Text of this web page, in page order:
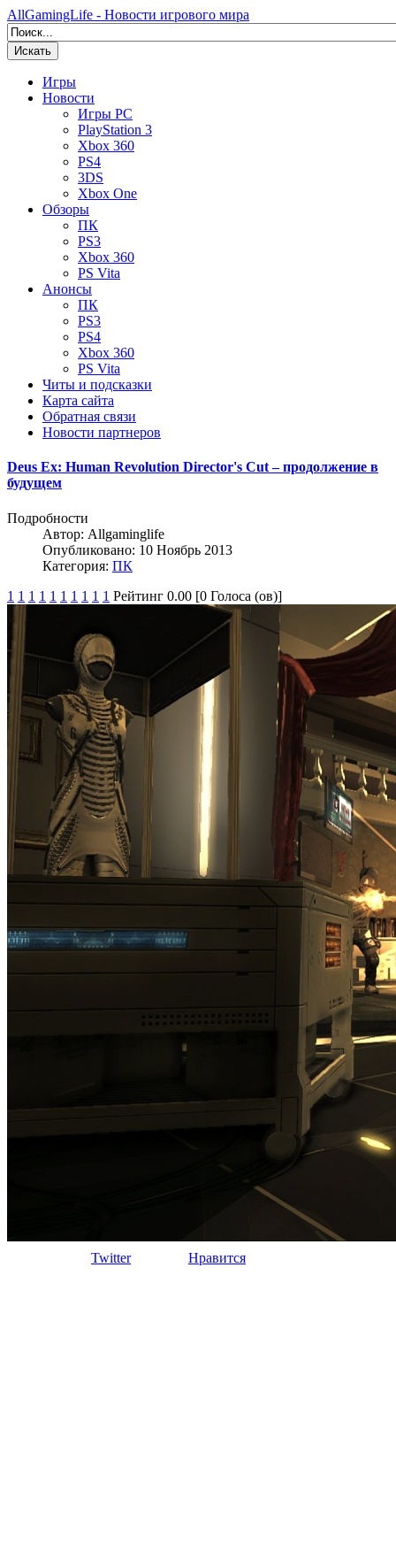
AllGamingLife - Новости игрового мира
Искать
Игры
Новости
Игры PC
PlayStation 3
Xbox 360
PS4
3DS
Xbox One
Обзоры
ПК
PS3
Xbox 360
PS Vita
Анонсы
ПК
PS3
PS4
Xbox 360
PS Vita
Читы и подсказки
Карта сайта
Обратная связи
Новости партнеров
Deus Ex: Human Revolution Director's Cut – продолжение в
будущем
Подробности
Автор: Allgaminglife
Опубликовано: 10 Ноябрь 2013
Категория: ПК
1 1 1 1 1 1 1 1 1 1 Рейтинг 0.00 [0 Голоса (ов)]
Twitter Нравится